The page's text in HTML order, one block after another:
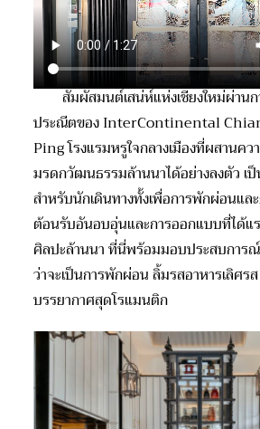
สัมผัสมนต์เสน่ห์แห่งเชียงใหม่ผ่าน
ประณีตของ InterContinental
Ping โรงแรมหรูใจกลางเมืองที่ผสานค
มรดกวัฒนธรรมล้านนาได้อย่างลงตัว เ
สำหรับนักเดินทางทั้งเพื่อการพักผ่อนแล
ต้อนรับอันอบอุ่นและการออกแบบที่ได้แ
ศิลปะล้านนา ที่นี่พร้อมมอบประสบการ
ว่าจะเป็นการพักผ่อน ลิ้มรสอาหารเลิศร
บรรยากาศสุดโรแมนติก